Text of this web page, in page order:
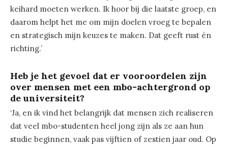
keihard moeten werken. Ik hoor bij die laatste groep, en
daarom helpt het me om mijn doelen vroeg te bepalen
en strategisch mijn keuzes te maken. Dat geeft rust én
richting.’
Heb je het gevoel dat er vooroordelen zijn
over mensen met een mbo-achtergrond op
de universiteit?
‘Ja, en ik vind het belangrijk dat mensen zich realiseren
dat veel mbo-studenten heel jong zijn als ze aan hun
studie beginnen, vaak pas vijftien of zestien jaar oud. Op